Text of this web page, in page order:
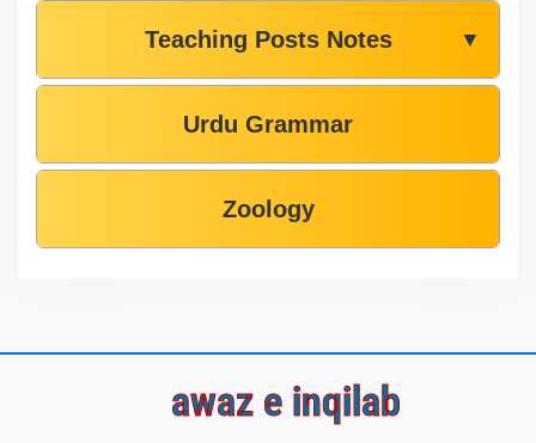
Teaching Posts Notes ▼
Urdu Grammar
Zoology
awaz e inqilab